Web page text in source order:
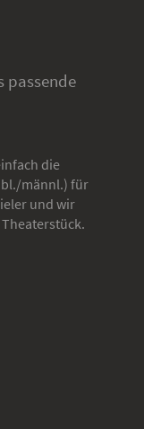
passende
die
männl.) für
und wir